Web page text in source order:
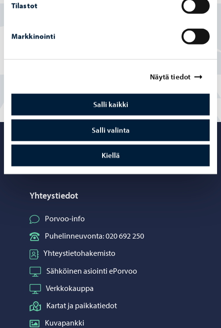
Tilastot
Markkinointi
Näytä tiedot
Salli kaikki
Salli valinta
Kiellä
Porvoo –
Yhteystiedot
Porvoo-info
Puhelinneuvonta: 020 692 250
Yhteystietohakemisto
Sähköinen asiointi ePorvoo
Verkkokauppa
Kartat ja paikkatiedot
Kuvapankki